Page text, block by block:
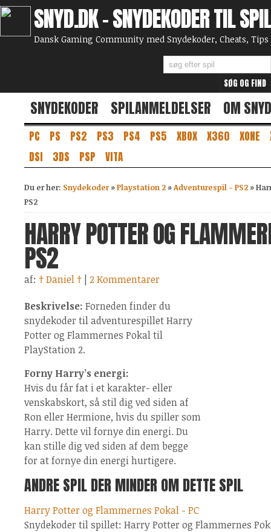
SNYD.DK - SNYDEKODER TIL SPIL
Dansk Gaming Community med Snydekoder, Cheats,
SNYDEKODER SPILANMELDELSER OM SNYD
PC PS PS2 PS3 PS4 PS5 XBOX X360 XONE
DSI
3DS PSP VITA
Du er her: Snydekoder»Playstation 2 »Adventurespil - PS2 »
PS2
HARRY POTTER OG
PS2
af: † Daniel †
2 Kommentarer
Beskrivelse: Forneden finder du
snydekoder til adventurespillet Harry
Potter og Flammernes Pokal til
PlayStation 2.
Forny Harry’s energi:
Hvis du får fat i et karakter- eller
venskabskort, så stil dig ved siden af
Ron eller Hermione, hvis du spiller som
Harry. Dette vil fornye din energi. Du
kan stille dig ved siden af dem begge
for at fornye din energi hurtigere.
ANDRE SPIL DER MINDER OM DETTE SPIL
Harry Potter og Flammernes Pokal - PC
Snydekoder til spillet: Harry Potter og Flammernes